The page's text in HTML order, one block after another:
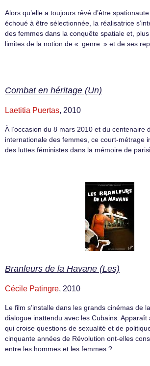
Alors qu’elle a toujours rêvé d’être
échoué à être sélectionnée, la réalisatrice
des femmes dans la conquête spatiale et,
limites de la notion de « genre » et de ses
Combat en héritage (Un)
Laetitia Puertas, 2010
À l’occasion du 8 mars 2010 et du centenaire
internationale des femmes, ce court-métrage
des luttes féministes dans la mémoire de
Branleurs de la Havane (Les)
Cécile Patingre, 2010
Le film s’installe dans les grands cinémas de
dialogue inattendu avec les Cubains. Apparaît
qui croise questions de sexualité et de
cinquante années de Révolution ont-elles
entre les hommes et les femmes ?